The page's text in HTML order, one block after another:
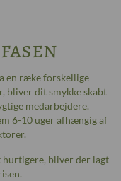
en ræke forskellige
bliver dit smykke skabt
medarbejdere.
6-10 uger afhængig af
hurtigere, bliver der lagt